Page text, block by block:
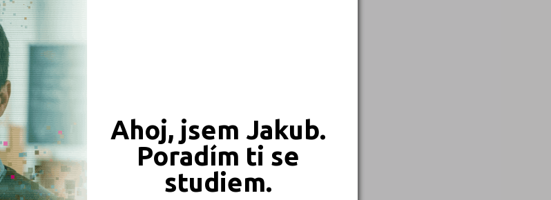
Ahoj, jsem Jakub.
Poradím ti se
studiem.
Objednat
330 Kč
Objednat